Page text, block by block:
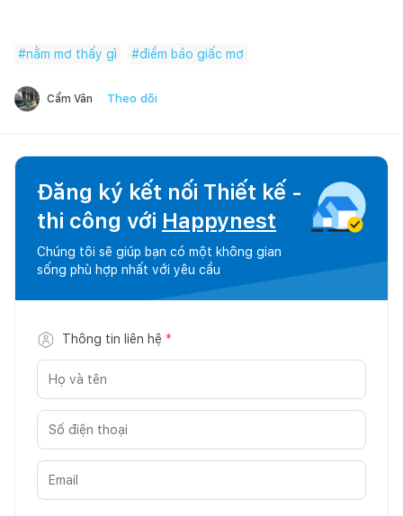
#nằm mơ thấy gì #điềm báo giấc mơ
Cẩm Vân Theo dõi
Đăng ký kết nối Thiết kế -
thi công với Happynest
Chúng tôi sẽ giúp bạn có một không gian
sống phù hợp nhất với yêu cầu
Thông tin liên hệ *